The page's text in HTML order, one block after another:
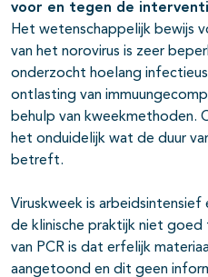
voor en tegen de
Het wetenschappelijk bewijs
van het norovirus is zeer
onderzocht hoelang
ontlasting van
behulp van kweekmethoden.
het onduidelijk wat de duur
betreft.
Viruskweek is
de klinische praktijk niet goed
van PCR is dat erfelijk
aangetoond en dit geen